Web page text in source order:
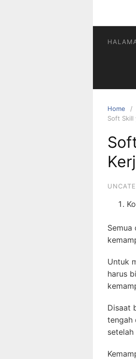
Home
Soft Skill
Untuk
harus
Disaat
tengah
setelah